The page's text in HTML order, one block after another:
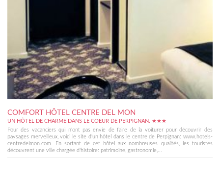
COMFORT HÔTEL CENTRE DEL MON
UN HÔTEL DE CHARME DANS LE COEUR DE PERPIGNAN. ★★★
Pour des vacanciers qui n'ont pas envie de faire de la voiturer pour découvrir des
paysages merveilleux, voici le site d'un hôtel dans le centre de Perpignan: www.hotels-
centredelmon.com. En sortant de cet hôtel aux nombreuses qualités, les touristes
découvrent une ville chargée d'histoire: patrimoine, gastronomie,...